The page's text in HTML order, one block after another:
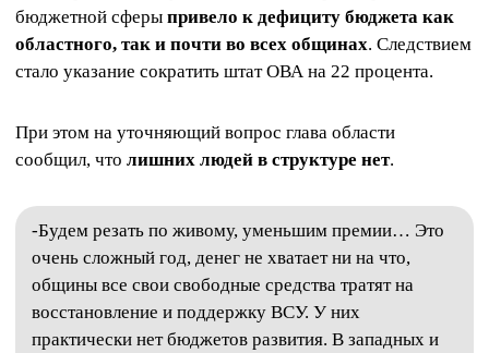
бюджетной сферы привело к дефициту бюджета как
областного, так и почти во всех общинах. Следствием
стало указание сократить штат ОВА на 22 процента.
При этом на уточняющий вопрос глава области
сообщил, что лишних людей в структуре нет.
-Будем резать по живому, уменьшим премии… Это
очень сложный год, денег не хватает ни на что,
общины все свои свободные средства тратят на
восстановление и поддержку ВСУ. У них
практически нет бюджетов развития. В западных и